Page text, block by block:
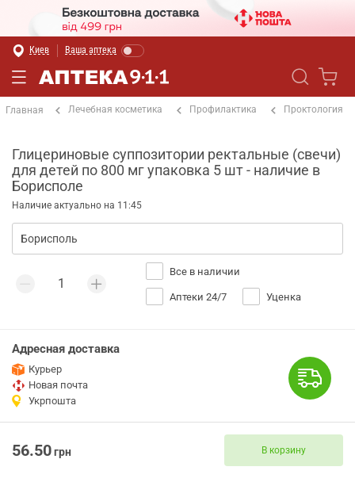
Киев Ваша аптека
Главная Лечебная косметика Профилактика Проктология
Глицериновые суппозитории ректальные (свечи)
для детей по 800 мг упаковка 5 шт - наличие в
Борисполе
Наличие актуально на 11:45
Все в наличии
Аптеки 24/7 Уценка
Адресная доставка
Курьер
Новая почта
Укрпошта
56.50грн В корзину